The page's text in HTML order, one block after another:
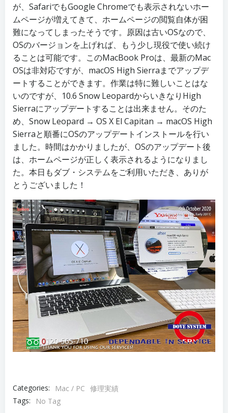
が、SafariでもGoogle Chromeでも表示されないホー
ムページが増えてきて、ホームページの閲覧自体が困
難になってしまったそうです。原因は古いOSなので、
OSのバージョンを上げれば、もう少し現役で使い続け
ることは可能です。このMacBook Proは、最新のMac
OSは非対応ですが、macOS High Sierraまでアップデ
ートすることができます。作業は特に難しいことはな
いのですが、10.6 Snow LeopardからいきなりHigh
Sierraにアップデートすることは出来ません。そのた
め、Snow Leopard → OS X El Capitan → macOS High
Sierraと順番にOSのアップデートインストールを行い
ました。時間はかかりましたが、OSのアップデート後
は、ホームページが正しく表示されるようになりまし
た。本日もダブ・システムをご利用いただき、ありが
とうございました！
Categories: Mac / PC 修理実績
Tags:
No Tag